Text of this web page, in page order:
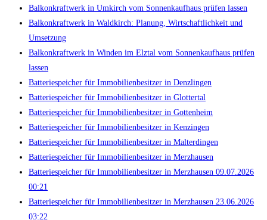
Balkonkraftwerk in Umkirch vom Sonnenkaufhaus prüfen lassen
Balkonkraftwerk in Waldkirch: Planung, Wirtschaftlichkeit und
Umsetzung
Balkonkraftwerk in Winden im Elztal vom Sonnenkaufhaus prüfen
lassen
Batteriespeicher für Immobilienbesitzer in Denzlingen
Batteriespeicher für Immobilienbesitzer in Glottertal
Batteriespeicher für Immobilienbesitzer in Gottenheim
Batteriespeicher für Immobilienbesitzer in Kenzingen
Batteriespeicher für Immobilienbesitzer in Malterdingen
Batteriespeicher für Immobilienbesitzer in Merzhausen
Batteriespeicher für Immobilienbesitzer in Merzhausen 09.07.2026
00:21
Batteriespeicher für Immobilienbesitzer in Merzhausen 23.06.2026
03:22